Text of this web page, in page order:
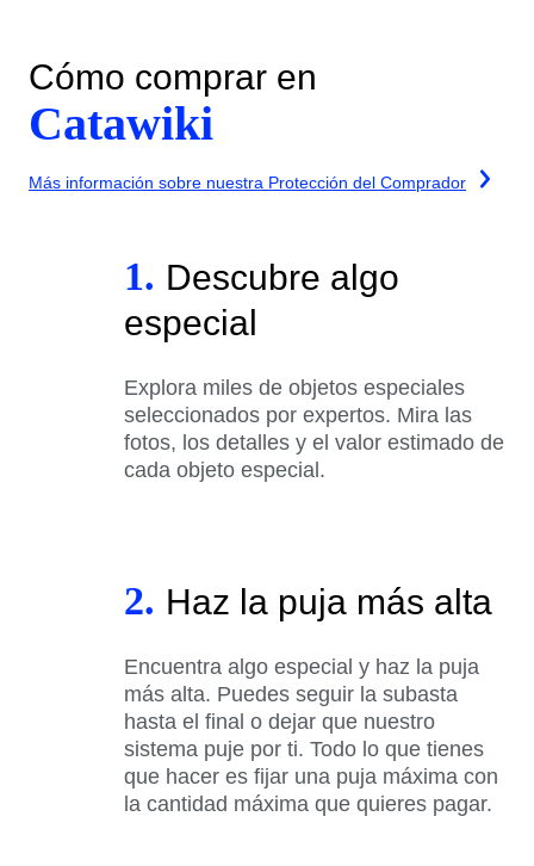
Cómo comprar en
Catawiki
Más información sobre nuestra Protección del Comprador
1. Descubre algo
especial
Explora miles de objetos especiales
seleccionados por expertos. Mira las
fotos, los detalles y el valor estimado de
cada objeto especial.
2. Haz la puja más alta
Encuentra algo especial y haz la puja
más alta. Puedes seguir la subasta
hasta el final o dejar que nuestro
sistema puje por ti. Todo lo que tienes
que hacer es fijar una puja máxima con
la cantidad máxima que quieres pagar.